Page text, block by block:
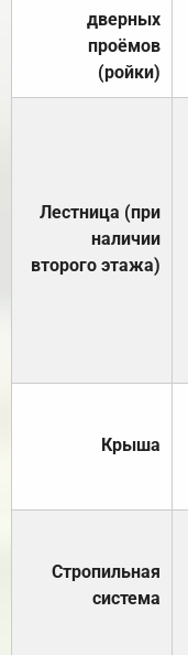
дверных
проёмов
(ройки)
Лестница (при
наличии
второго этажа)
Крыша
Стропильная
система